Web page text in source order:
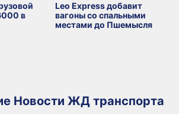
в
Leo Express добавит
вагоны со спальными
местами до Пшемысля
Новости ЖД транспорта